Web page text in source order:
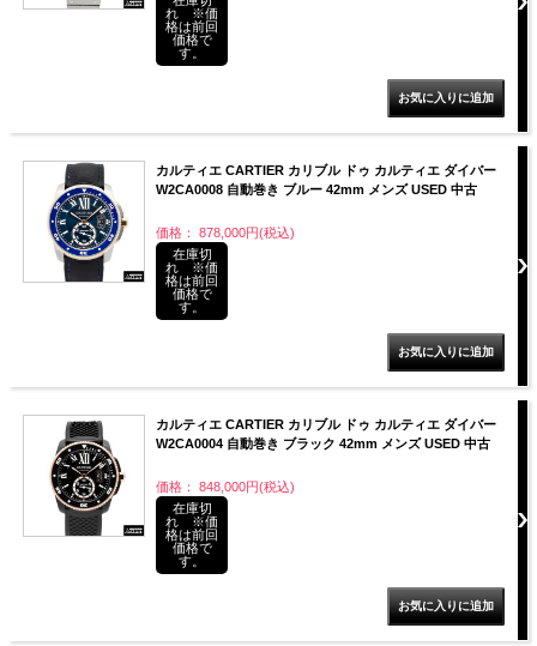
れ ※価
格は前回
価格で
す。
カルティエ CARTIER カリブル ドゥ カルティエ ダイバー
W2CA0008 自動巻き ブルー 42mm メンズ USED 中古
価格： 878,000円(税込)
在庫切
れ ※価
格は前回
価格で
す。
カルティエ CARTIER カリブル ドゥ カルティエ ダイバー
W2CA0004 自動巻き ブラック 42mm メンズ USED 中古
価格： 848,000円(税込)
在庫切
れ ※価
格は前回
価格で
す。